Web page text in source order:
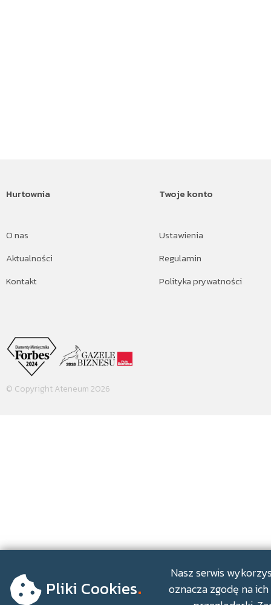
Hurtownia
O nas
Aktualności
Kontakt
Twoje konto
Ustawienia
Regulamin
Polityka prywatności
© Copyright Ateneum 2026
Pliki Cookies.
Nasz serwis
oznacza zgodę na